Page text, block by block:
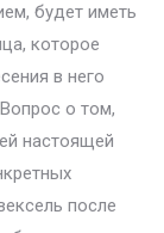
будет иметь
которое
в него
о том,
настоящей
после